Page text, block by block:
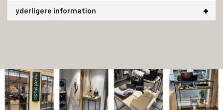
yderligere information